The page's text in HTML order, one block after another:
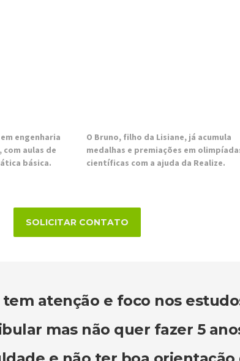
engenharia
com aulas de
básica.
O Bruno, filho da Lisiane, já acumula
medalhas e premiações em
científicas com a ajuda da Realize.
SOLICITAR CONTATO
atenção e foco nos
mas não quer fazer 5